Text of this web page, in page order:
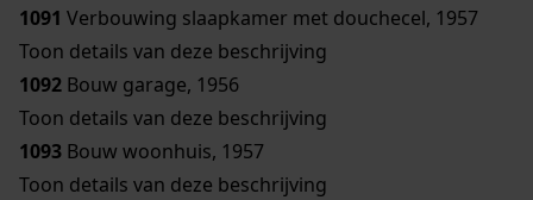
1091 Verbouwing slaapkamer met douchecel, 1957
Toon details van deze beschrijving
1092 Bouw garage, 1956
Toon details van deze beschrijving
1093 Bouw woonhuis, 1957
Toon details van deze beschrijving